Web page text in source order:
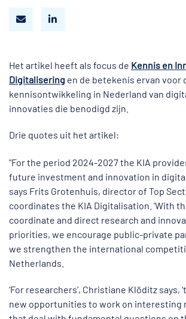
Het artikel heeft als focus de Kennis en
Digitalisering en de betekenis ervan voor
kennisontwikkeling in Nederland van
innovaties die benodigd zijn.
Drie quotes uit het artikel:
"For the period 2024-2027 the KIA
future investment and innovation in
says Frits Grotenhuis, director of Top
coordinates the KIA Digitalisation. ‘With
coordinate and direct research and
priorities, we encourage public-private
we strengthen the international
Netherlands.
‘For researchers’, Christiane Klöditz says,
new opportunities to work on interesting